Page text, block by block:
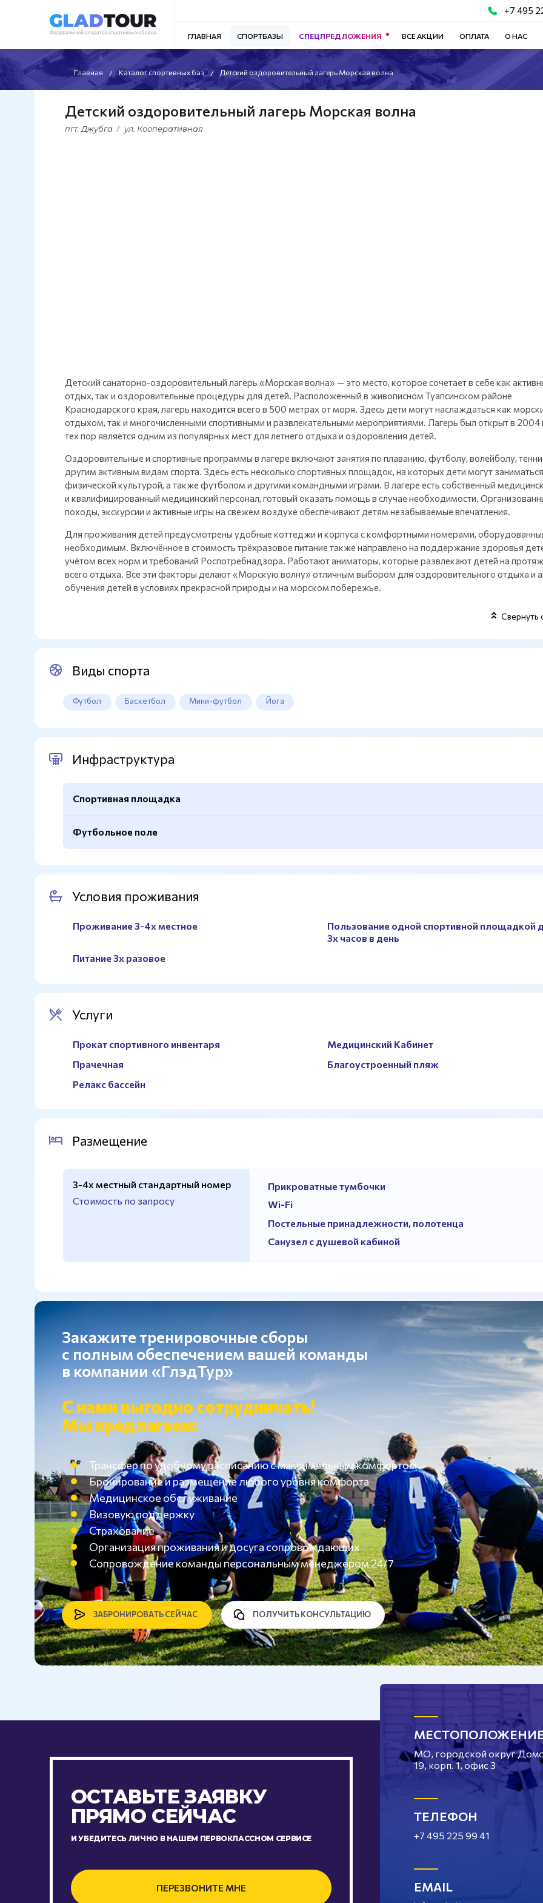
+7 495
ГЛАВНАЯ СПОРТБАЗЫ СПЕЦПРЕДЛОЖЕНИЯ ВСЕ АКЦИИ ОПЛАТА О НАС
Главная Каталог спортивных баз Детский оздоровительный лагерь Морская волна
Детский оздоровительный лагерь Морская волна
пгт. Джубга ул. Кооперативная
Детский санаторно-оздоровительный лагерь «Морская волна» — это место, которое сочетает в себе как
отдых, так и оздоровительные процедуры для детей. Расположенный в живописном Туапсинском районе
Краснодарского края, лагерь находится всего в 500 метрах от моря. Здесь дети могут наслаждаться как
отдыхом, так и многочисленными спортивными и развлекательными мероприятиями. Лагерь был открыт в 2004
тех пор является одним из популярных мест для летнего отдыха и оздоровления детей.
Оздоровительные и спортивные программы в лагере включают занятия по плаванию, футболу, волейболу,
другим активным видам спорта. Здесь есть несколько спортивных площадок, на которых дети могут заниматься
физической культурой, а также футболом и другими командными играми. В лагере есть собственный
и квалифицированный медицинский персонал, готовый оказать помощь в случае необходимости.
походы, экскурсии и активные игры на свежем воздухе обеспечивают детям незабываемые впечатления.
Для проживания детей предусмотрены удобные коттеджи и корпуса с комфортными номерами,
необходимым. Включённое в стоимость трёхразовое питание также направлено на поддержание здоровья
учётом всех норм и требований Роспотребнадзора. Работают аниматоры, которые развлекают детей на
всего отдыха. Все эти факторы делают «Морскую волну» отличным выбором для оздоровительного отдыха и
обучения детей в условиях прекрасной природы и на морском побережье.
Свернуть
Виды спорта
Футбол Баскетбол Мини-футбол Йога
Инфраструктура
Спортивная площадка
Открытая
Да
Ограждение
Есть
Футбольное поле
Полноразмерное поле
Площадь
50х90м.
Условия проживания
Проживание 3-4х местное
Пользование одной спортивной площадкой
3х часов в день
Питание 3х разовое
Услуги
Прокат спортивного инвентаря
Медицинский Кабинет
Прачечная
Благоустроенный пляж
Релакс бассейн
Размещение
3-4х местный стандартный номер
Стоимость по запросу
Прикроватные тумбочки
Wi-Fi
Постельные принадлежности, полотенца
Санузел с душевой кабиной
Закажите тренировочные сборы
с полным обеспечением вашей команды
в компании «ГлэдТур»
С нами выгодно сотрудничать!
Мы предлагаем:
Трансфер по удобному расписанию с максимальным комфортом
Бронирование и размещение любого уровня комфорта
Медицинское обслуживание
Визовую поддержку
Страхование
Организация проживания и досуга сопровождающих
Сопровождение команды персональным менеджером 24/7
ЗАБРОНИРОВАТЬ СЕЙЧАС ПОЛУЧИТЬ КОНСУЛЬТАЦИЮ
ОСТАВЬТЕ ЗАЯВКУ
ПРЯМО СЕЙЧАС
И УБЕДИТЕСЬ ЛИЧНО В НАШЕМ ПЕРВОКЛАССНОМ СЕРВИСЕ
ПЕРЕЗВОНИТЕ МНЕ
МО, городской округ
19, корп. 1, офис 3
ТЕЛЕФОН
+7 495 225 99 41
EMAIL